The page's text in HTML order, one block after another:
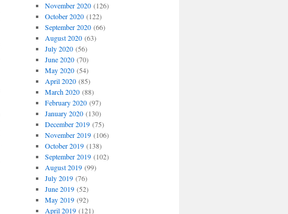
November 2020(126)
October 2020(122)
September 2020(66)
August 2020(63)
July 2020(56)
June 2020(70)
May 2020(54)
April 2020(85)
March 2020(88)
February 2020(97)
January 2020(130)
December 2019(75)
November 2019(106)
October 2019(138)
September 2019(102)
August 2019(99)
July 2019(76)
June 2019(52)
May 2019(92)
April 2019(121)